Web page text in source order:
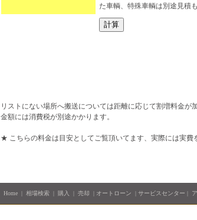
た車輌、特殊車輌は別途見積も
リストにない場所へ搬送については距離に応じて割増料金が
金額には消費税が別途かかります。
★ こちらの料金は目安としてご覧頂いてます、実際には実費
Home | 相場検索 | 購入 | 売却 | オートローン | サービスセンター |